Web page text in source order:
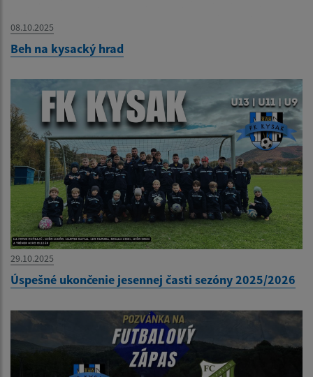
08.10.2025
Beh na kysacký hrad
29.10.2025
Úspešné ukončenie jesennej časti sezóny 2025/2026